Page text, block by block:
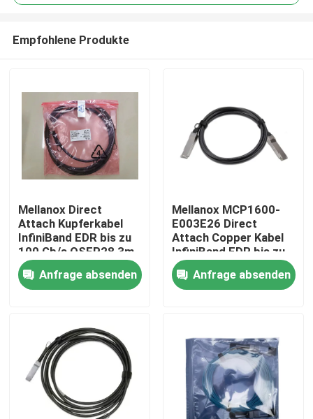
Haus
Produkte
Fabrik-Ausflug
Qualitätskontrolle
Empfohlene Produkte
Mellanox Direct
Attach Kupferkabel
InfiniBand EDR bis zu
100 Gb/s QSFP28 3m
Schwarz 26AWG
Glasfaserausrüstung
Anfrage absenden
Mellanox MCP1600-
E003E26 Direct
Attach Copper Kabel
InfiniBand EDR bis zu
100 Gbit/s QSFP28
3m Schwarz 26AWG
Anfrage absenden